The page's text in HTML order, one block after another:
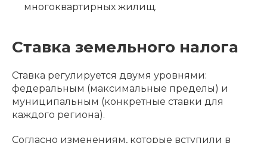
многоквартирных жилищ.
Ставка земельного налога
Ставка регулируется двумя уровнями:
федеральным (максимальные пределы) и
муниципальным (конкретные ставки для
каждого региона).
Согласно изменениям, которые вступили в